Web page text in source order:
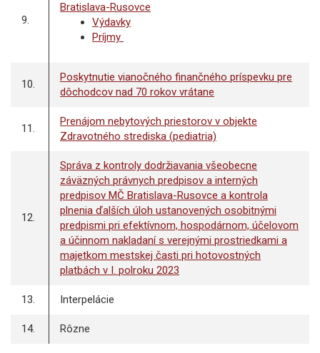
9.
Bratislava-Rusovce
Výdavky
Príjmy
10.
Poskytnutie vianočného finančného príspevku pre
dôchodcov nad 70 rokov vrátane
11.
Prenájom nebytových priestorov v objekte
Zdravotného strediska (pediatria)
12.
Správa z kontroly dodržiavania všeobecne
záväzných právnych predpisov a interných
predpisov MČ Bratislava-Rusovce a kontrola
plnenia ďalších úloh ustanovených osobitnými
predpismi pri efektívnom, hospodárnom, účelovom
a účinnom nakladaní s verejnými prostriedkami a
majetkom mestskej časti pri hotovostných
platbách v I. polroku 2023
13. Interpelácie
14. Rôzne